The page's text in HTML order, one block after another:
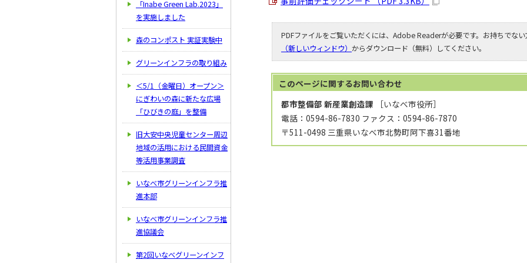
PDFファイルをご覧いただくには、Adobe Readerが必要です。お持ちでな
（新しいウィンドウ） からダウンロード（無料）してください。
このページに関するお問い合わせ
都市整備部 新産業創造課 ［いなべ市役所］
電話：0594-86-7830 ファクス：0594-86-7870
〒511-0498 三重県いなべ市北勢町阿下喜31番地
「Inabe Green Lab.2023」
を実施しました
森のコンポスト 実証実験中
グリーンインフラの取り組み
＜5/1（金曜日）オープン＞
にぎわいの森に新たな広場
「ひびきの庭」を整備
旧大安中央児童センター周辺
地域の活用における民間資金
等活用事業調査
いなべ市グリーンインフラ推
進本部
いなべ市グリーンインフラ推
進協議会
第2回いなべグリーンインフ